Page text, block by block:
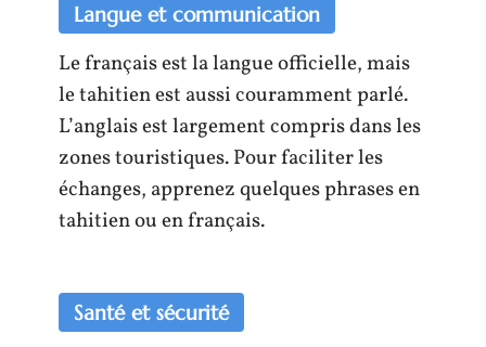
Langue et communication
Le français est la langue officielle, mais
le tahitien est aussi couramment parlé.
L’anglais est largement compris dans les
zones touristiques. Pour faciliter les
échanges, apprenez quelques phrases en
tahitien ou en français.
Santé et sécurité